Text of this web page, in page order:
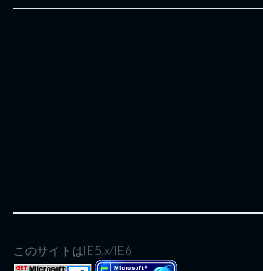
このサイトはIE5.x/IE6